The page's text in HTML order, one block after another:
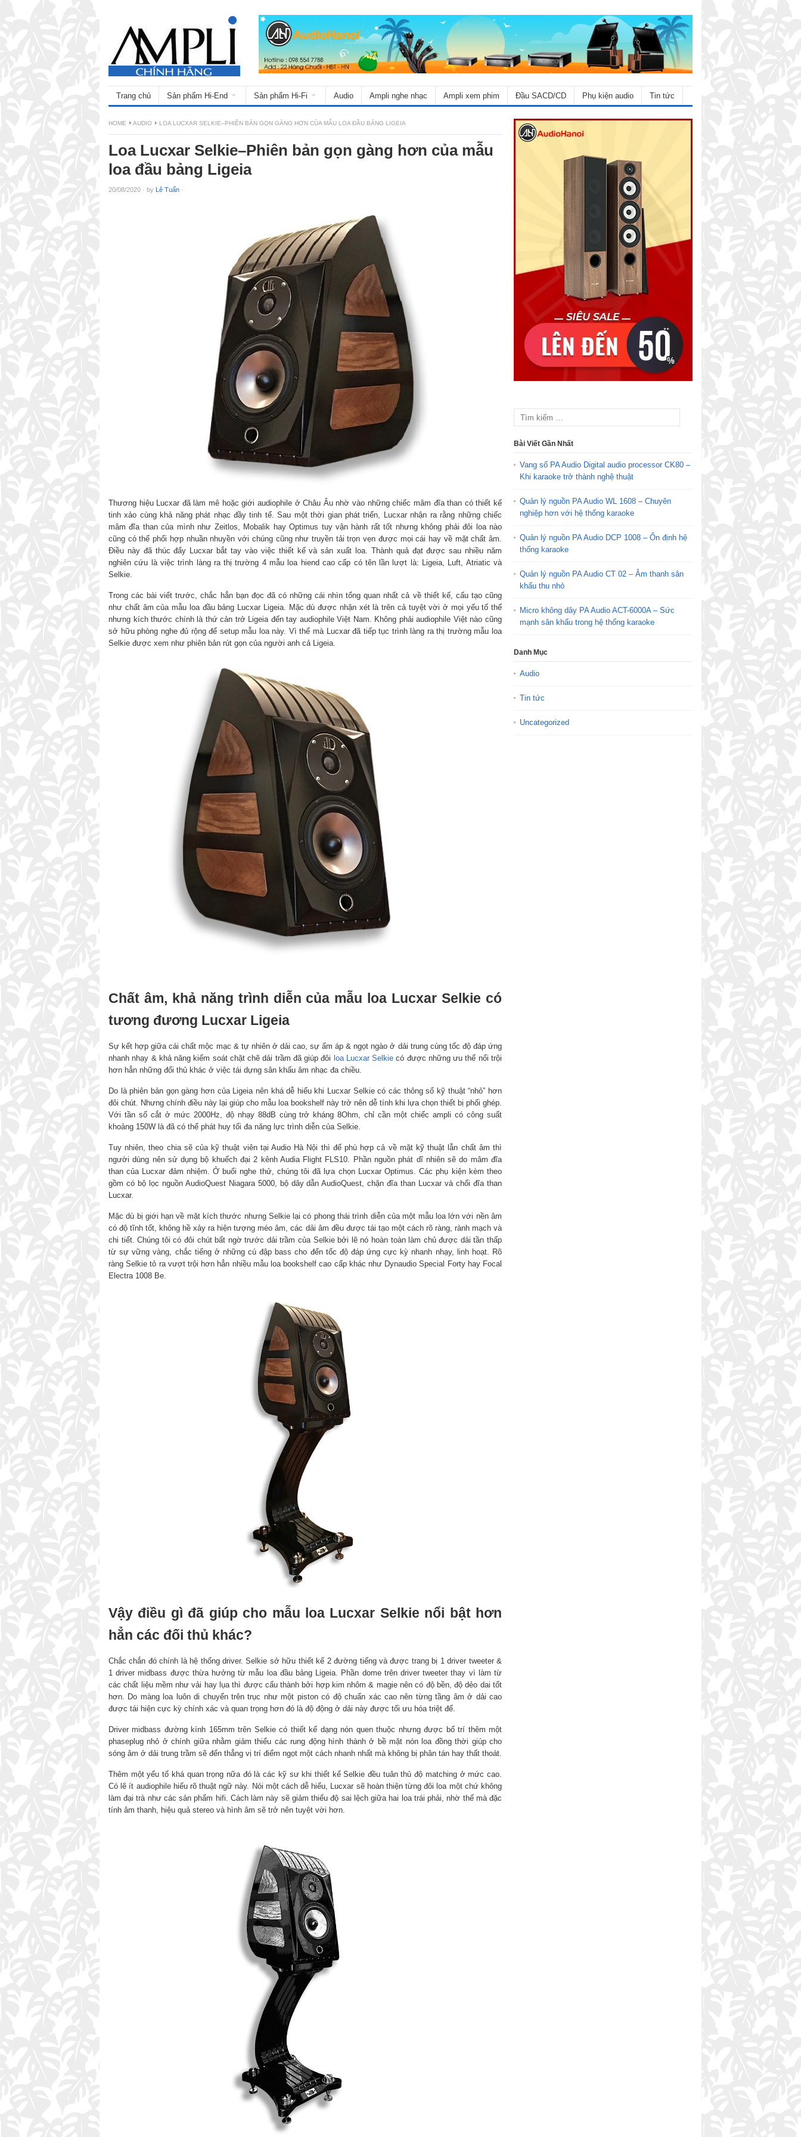
Trang chủ Sản phẩm Hi-End Sản phẩm Hi-Fi Audio Ampli nghe nhạc Ampli xem phim Đầu SACD/CD Phụ kiện audio Tin tức
HOME AUDIO LOA LUCXAR SELKIE–PHIÊN BẢN GỌN GÀNG HƠN CỦA MẪU LOA ĐẦU BẢNG LIGEIA
Loa Lucxar Selkie–Phiên bản gọn gàng hơn của mẫu
loa đầu bảng Ligeia
20/08/2020 · by Lê Tuấn ·
Thương hiệu Lucxar đã làm mê hoặc giới audiophile ở Châu Âu nhờ vào những chiếc mâm đĩa than có thiết kế
tinh xảo cùng khả năng phát nhạc đầy tinh tế. Sau một thời gian phát triển, Lucxar nhận ra rằng những chiếc
mâm đĩa than của mình như Zeitlos, Mobalik hay Optimus tuy vận hành rất tốt nhưng không phải đôi loa nào
cũng có thể phối hợp nhuần nhuyền với chúng cũng như truyền tải trọn vẹn được mọi cái hay về mặt chất âm.
Điều này đã thúc đẩy Lucxar bắt tay vào việc thiết kế và sản xuất loa. Thành quả đạt được sau nhiều năm
nghiên cứu là việc trình làng ra thị trường 4 mẫu loa hiend cao cấp có tên lần lượt là: Ligeia, Luft, Atriatic và
Selkie.
Trong các bài viết trước, chắc hẳn bạn đọc đã có những cái nhìn tổng quan nhất cả về thiết kế, cấu tạo cũng
như chất âm của mẫu loa đầu bảng Lucxar Ligeia. Mặc dù được nhận xét là trên cả tuyệt vời ở mọi yếu tố thế
nhưng kích thước chính là thứ cản trở Ligeia đến tay audiophile Việt Nam. Không phải audiophile Việt nào cũng
sở hữu phòng nghe đủ rộng để setup mẫu loa này. Vì thế mà Lucxar đã tiếp tục trình làng ra thị trường mẫu loa
Selkie được xem như phiên bản rút gọn của người anh cả Ligeia.
Chất âm, khả năng trình diễn của mẫu loa Lucxar Selkie có
tương đương Lucxar Ligeia
Sự kết hợp giữa cái chất mộc mạc & tự nhiên ở dải cao, sự ấm áp & ngọt ngào ở dải trung cùng tốc độ đáp ứng
nhanh nhạy & khả năng kiểm soát chặt chẽ dải trầm đã giúp đôi loa Lucxar Selkie có được những ưu thể nổi trội
hơn hẳn những đối thủ khác ở việc tái dựng sân khấu âm nhạc đa chiều.
Do là phiên bản gọn gàng hơn của Ligeia nên khá dễ hiểu khi Lucxar Selkie có các thông số kỹ thuật “nhỏ” hơn
đôi chút. Nhưng chính điều này lại giúp cho mẫu loa bookshelf này trở nên dễ tính khi lựa chọn thiết bị phối ghép.
Với tần số cắt ở mức 2000Hz, độ nhạy 88dB cùng trở kháng 8Ohm, chỉ cần một chiếc ampli có công suất
khoảng 150W là đã có thể phát huy tối đa năng lực trình diễn của Selkie.
Tuy nhiên, theo chia sẽ của kỹ thuật viên tại Audio Hà Nội thì để phù hợp cả về mặt kỹ thuật lẫn chất âm thì
người dùng nên sử dụng bộ khuếch đại 2 kênh Audia Flight FLS10. Phần nguồn phát dĩ nhiên sẽ do mâm đĩa
than của Lucxar đảm nhiệm. Ở buổi nghe thử, chúng tôi đã lựa chọn Lucxar Optimus. Các phụ kiện kèm theo
gồm có bộ lọc nguồn AudioQuest Niagara 5000, bộ dây dẫn AudioQuest, chặn đĩa than Lucxar và chổi đĩa than
Lucxar.
Mặc dù bị giới hạn về mặt kích thước nhưng Selkie lại có phong thái trình diễn của một mẫu loa lớn với nền âm
có độ tĩnh tốt, không hề xảy ra hiện tượng méo âm, các dải âm đều được tái tạo một cách rõ ràng, rành mạch và
chi tiết. Chúng tôi có đôi chút bất ngờ trước dải trầm của Selkie bởi lẽ nó hoàn toàn làm chủ được dải tần thấp
từ sự vững vàng, chắc tiếng ở những cú đập bass cho đến tốc độ đáp ứng cực kỳ nhanh nhạy, linh hoạt. Rõ
ràng Selkie tỏ ra vượt trội hơn hẳn nhiều mẫu loa bookshelf cao cấp khác như Dynaudio Special Forty hay Focal
Electra 1008 Be.
Vậy điều gì đã giúp cho mẫu loa Lucxar Selkie nổi bật hơn
hẳn các đối thủ khác?
Chắc chắn đó chính là hệ thống driver. Selkie sở hữu thiết kế 2 đường tiếng và được trang bị 1 driver tweeter &
1 driver midbass được thừa hưởng từ mẫu loa đầu bảng Ligeia. Phần dome trên driver tweeter thay vì làm từ
các chất liệu mềm như vải hay lụa thì được cấu thành bởi hợp kim nhôm & magie nên có độ bền, độ dẻo dai tốt
hơn. Do màng loa luôn di chuyển trên trục như một piston có độ chuẩn xác cao nên từng tầng âm ở dải cao
được tái hiện cực kỳ chính xác và quan trọng hơn đó là độ động ở dải này được tối ưu hóa triệt để.
Driver midbass đường kính 165mm trên Selkie có thiết kế dạng nón quen thuộc nhưng được bố trí thêm một
phaseplug nhỏ ở chính giữa nhằm giảm thiểu các rung động hình thành ở bề mặt nón loa đồng thời giúp cho
sóng âm ở dải trung trầm sẽ đến thẳng vị trí điểm ngọt một cách nhanh nhất mà không bị phân tán hay thất thoát.
Thêm một yếu tố khá quan trọng nữa đó là các kỹ sư khi thiết kế Selkie đều tuân thủ độ matching ở mức cao.
Có lẽ ít audiophile hiểu rõ thuật ngữ này. Nói một cách dễ hiểu, Lucxar sẽ hoàn thiện từng đôi loa một chứ không
làm đại trà như các sản phẩm hifi. Cách làm này sẽ giảm thiểu độ sai lệch giữa hai loa trái phải, nhờ thế mà đặc
tính âm thanh, hiệu quả stereo và hình âm sẽ trở nên tuyệt vời hơn.
Bài Viết Gần Nhất
Vang số PA Audio Digital audio processor CK80 –
Khi karaoke trở thành nghệ thuật
Quản lý nguồn PA Audio WL 1608 – Chuyên
nghiệp hơn với hệ thống karaoke
Quản lý nguồn PA Audio DCP 1008 – Ổn định hệ
thống karaoke
Quản lý nguồn PA Audio CT 02 – Âm thanh sân
khấu thu nhỏ
Micro không dây PA Audio ACT-6000A – Sức
mạnh sân khấu trong hệ thống karaoke
Danh Mục
Audio
Tin tức
Uncategorized